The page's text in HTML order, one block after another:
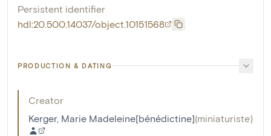
Persistent identifier
hdl:20.500.14037/object.10151568
PRODUCTION & DATING
Creator
Kerger, Marie Madeleine[bénédictine](miniaturiste)